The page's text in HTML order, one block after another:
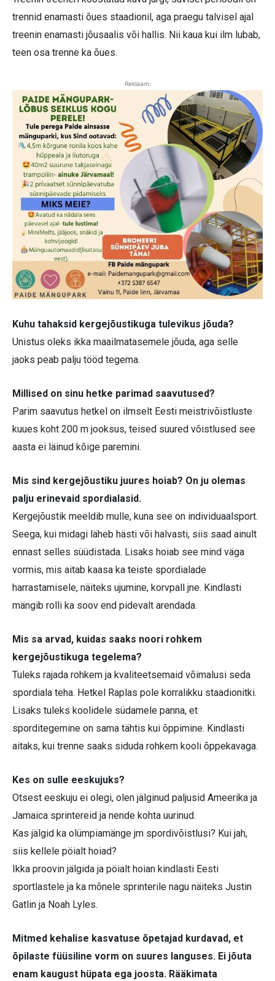
trennid enamasti õues staadionil, aga praegu talvisel ajal
treenin enamasti jõusaalis või hallis. Nii kaua kui ilm lubab,
teen osa trenne ka õues.
Reklaam:
Kuhu tahaksid kergejõustikuga tulevikus jõuda?
Unistus oleks ikka maailmatasemele jõuda, aga selle
jaoks peab palju tööd tegema.
Millised on sinu hetke parimad saavutused?
Parim saavutus hetkel on ilmselt Eesti meistrivõistluste
kuues koht 200 m jooksus, teised suured võistlused see
aasta ei läinud kõige paremini.
Mis sind kergejõustiku juures hoiab? On ju olemas
palju erinevaid spordialasid.
Kergejõustik meeldib mulle, kuna see on individuaalsport.
Seega, kui midagi läheb hästi või halvasti, siis saad ainult
ennast selles süüdistada. Lisaks hoiab see mind väga
vormis, mis aitab kaasa ka teiste spordialade
harrastamisele, näiteks ujumine, korvpall jne. Kindlasti
mängib rolli ka soov end pidevalt arendada.
Mis sa arvad, kuidas saaks noori rohkem
kergejõustikuga tegelema?
Tuleks rajada rohkem ja kvaliteetsemaid võimalusi seda
spordiala teha. Hetkel Raplas pole korralikku staadionitki.
Lisaks tuleks koolidele südamele panna, et
sporditegemine on sama tähtis kui õppimine. Kindlasti
aitaks, kui trenne saaks siduda rohkem kooli õppekavaga.
Kes on sulle eeskujuks?
Otsest eeskuju ei olegi, olen jälginud paljusid Ameerika ja
Jamaica sprintereid ja nende kohta uurinud.
Kas jälgid ka olümpiamänge jm spordivõistlusi? Kui jah,
siis kellele pöialt hoiad?
Ikka proovin jälgida ja pöialt hoian kindlasti Eesti
sportlastele ja ka mõnele sprinterile nagu näiteks Justin
Gatlin ja Noah Lyles.
Mitmed kehalise kasvatuse õpetajad kurdavad, et
õpilaste füüsiline vorm on suures languses. Ei jõuta
enam kaugust hüpata ega joosta. Rääkimata